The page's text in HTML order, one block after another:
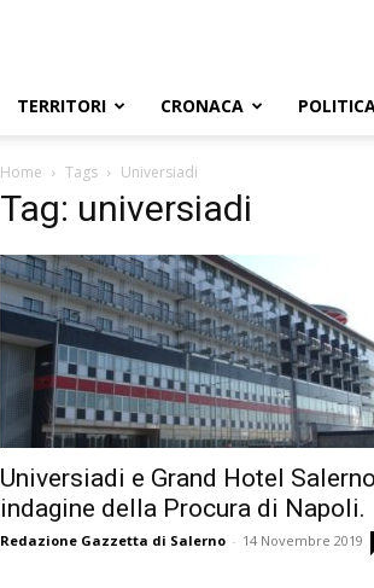
TERRITORI CRONACA
Home Tags Universiadi
Tag: universiadi
Universiadi e Grand Hotel
indagine della Procura di Napoli.
Redazione Gazzetta di Salerno - 14 Novembre 2019